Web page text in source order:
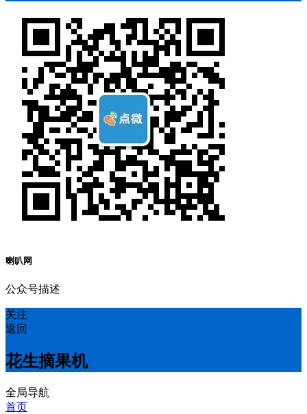
喇叭网
公众号描述
关注
返回
花生摘果机
全局导航
首页